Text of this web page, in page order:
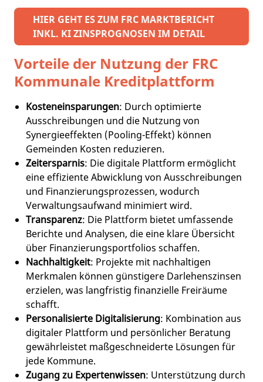
HIER GEHT ES ZUM FRC MARKTBERICHT
INKL. KI ZINSPROGNOSEN IM DETAIL
Vorteile der Nutzung der FRC
Kommunale Kreditplattform
Kosteneinsparungen: Durch optimierte
Ausschreibungen und die Nutzung von
Synergieeffekten (Pooling-Effekt) können
Gemeinden Kosten reduzieren.
Zeitersparnis: Die digitale Plattform ermöglicht
eine effiziente Abwicklung von Ausschreibungen
und Finanzierungsprozessen, wodurch
Verwaltungsaufwand minimiert wird.
Transparenz: Die Plattform bietet umfassende
Berichte und Analysen, die eine klare Übersicht
über Finanzierungsportfolios schaffen.
Nachhaltigkeit: Projekte mit nachhaltigen
Merkmalen können günstigere Darlehenszinsen
erzielen, was langfristig finanzielle Freiräume
schafft.
Personalisierte Digitalisierung: Kombination aus
digitaler Plattform und persönlicher Beratung
gewährleistet maßgeschneiderte Lösungen für
jede Kommune.
Zugang zu Expertenwissen: Unterstützung durch